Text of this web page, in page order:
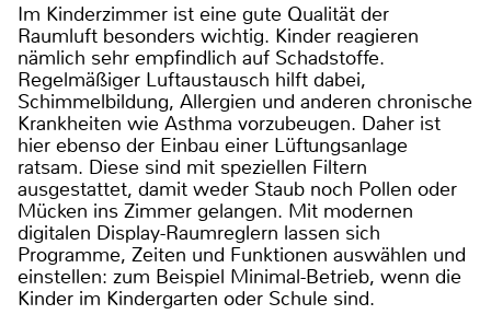
Im Kinderzimmer ist eine gute Qualität der
Raumluft besonders wichtig. Kinder reagieren
nämlich sehr empfindlich auf Schadstoffe.
Regelmäßiger Luftaustausch hilft dabei,
Schimmelbildung, Allergien und anderen chronische
Krankheiten wie Asthma vorzubeugen. Daher ist
hier ebenso der Einbau einer Lüftungsanlage
ratsam. Diese sind mit speziellen Filtern
ausgestattet, damit weder Staub noch Pollen oder
Mücken ins Zimmer gelangen. Mit modernen
digitalen Display-Raumreglern lassen sich
Programme, Zeiten und Funktionen auswählen und
einstellen: zum Beispiel Minimal-Betrieb, wenn die
Kinder im Kindergarten oder Schule sind.